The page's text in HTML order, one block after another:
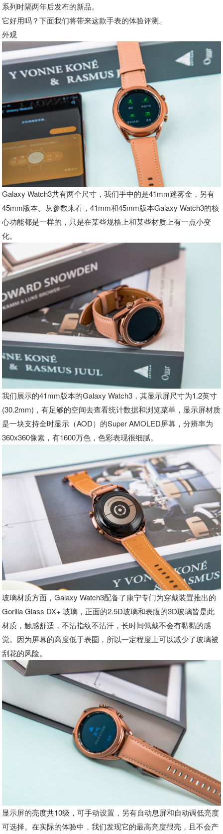
系列时隔两年后发布的新品。
它好用吗？下面我们将带来这款手表的体验评测。
外观
Galaxy Watch3共有两个尺寸，我们手中的是41mm迷雾金，另有
45mm版本。从参数来看，41mm和45mm版本Galaxy Watch3的核
心功能都是一样的，只是在某些规格上和某些材质上有一点小变
化。
我们展示的41mm版本的Galaxy Watch3，其显示屏尺寸为1.2英寸
(30.2mm)，有足够的空间去查看统计数据和浏览菜单，显示屏材质
是一块支持全时显示（AOD）的Super AMOLED屏幕，分辨率为
360x360像素，有1600万色，色彩表现很细腻。
玻璃材质方面，Galaxy Watch3配备了康宁专门为穿戴装置推出的
Gorilla Glass DX+ 玻璃，正面的2.5D玻璃和表腹的3D玻璃皆是此
材质，触感舒适，不沾指纹不沾汗，长时间佩戴不会有黏黏的感
觉。因为屏幕的高度低于表圈，所以一定程度上可以减少了玻璃被
刮花的风险。
显示屏的亮度共10级，可手动设置，另有自动息屏和自动调低亮度
可选择。在实际的体验中，我们发现它的最高亮度很亮，且不会产